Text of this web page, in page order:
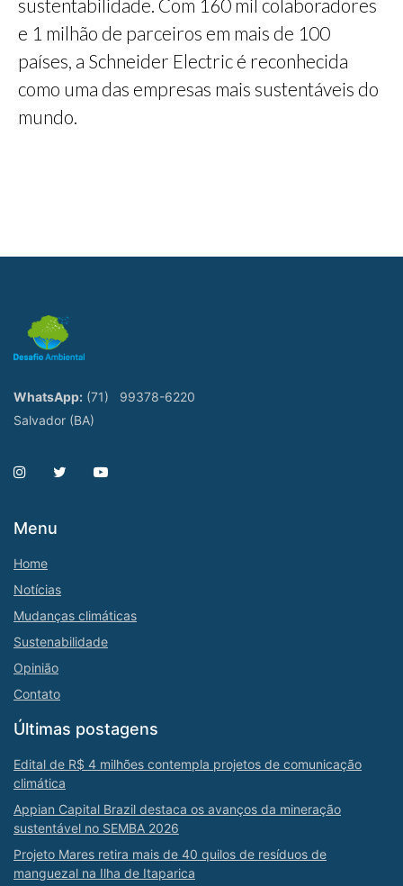
sustentabilidade. Com 160 mil colaboradores
e 1 milhão de parceiros em mais de 100
países, a Schneider Electric é reconhecida
como uma das empresas mais sustentáveis do
mundo.
WhatsApp: (71)
99378-6220
Salvador (BA)
Menu
Home
Notícias
Mudanças climáticas
Sustenabilidade
Opinião
Contato
Últimas postagens
Edital de R$ 4 milhões contempla projetos de comunicação
climática
Appian Capital Brazil destaca os avanços da mineração
sustentável no SEMBA 2026
Projeto Mares retira mais de 40 quilos de resíduos de
manguezal na Ilha de Itaparica